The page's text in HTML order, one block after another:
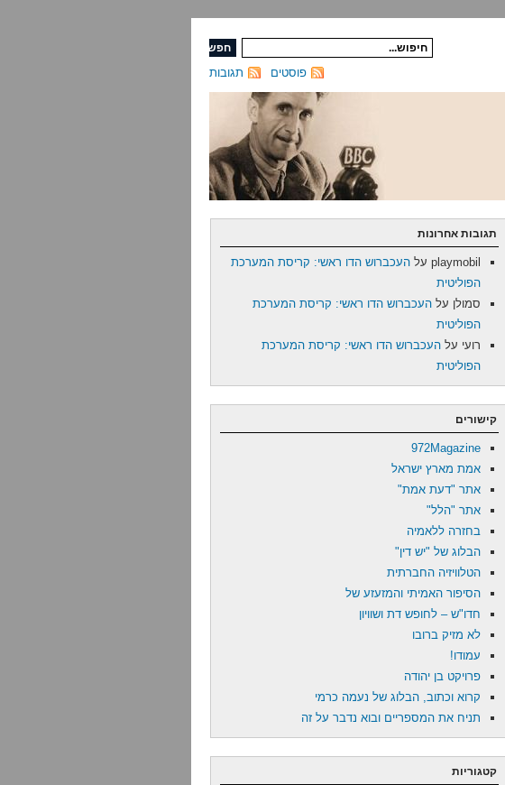
תגובות פוסטים
תגובות אחרונות
playmobil על העכברוש הדו ראשי: קריסת המערכת
הפוליטית
סמולן על העכברוש הדו ראשי: קריסת המערכת
הפוליטית
רועי על העכברוש הדו ראשי: קריסת המערכת
הפוליטית
קישורים
972Magazine
אמת מארץ ישראל
אתר "דעת אמת"
אתר "הלל"
בחזרה ללאמיה
הבלוג של "יש דין"
הטלוויזיה החברתית
הסיפור האמיתי והמזעזע של
חדו"ש – לחופש דת ושוויון
לא מזיק ברובו
עמודו!
פרויקט בן יהודה
קרוא וכתוב, הבלוג של נעמה כרמי
תניח את המספריים ובוא נדבר על זה
קטגוריות